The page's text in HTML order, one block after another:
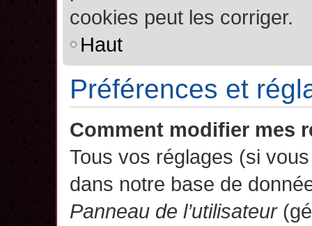
cookies peut les corriger.
Haut
Préférences et
Comment modifier mes
Tous vos réglages (si
dans notre base de
Panneau de l’utilisateur